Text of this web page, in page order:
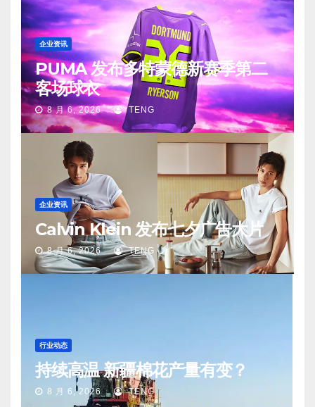
企业资讯
PUMA 发布多特蒙德新赛季第二
客场球衣
8 月 6, 2026 TENG
企业资讯
Calvin Klein 发布七夕广告大片
8 月 6, 2026 TENG
行业动态
持续高温 新疆棉花产量有变？
8 月 6, 2026 TENG